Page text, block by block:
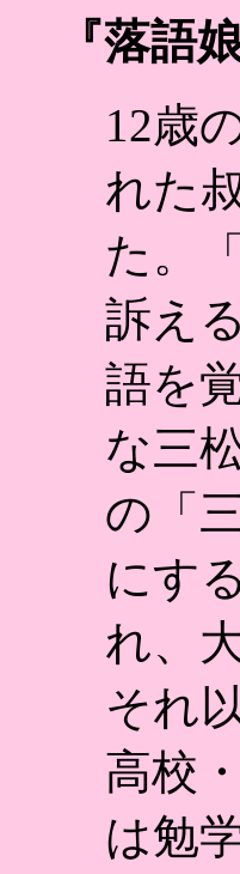
『落語
12歳
れた
た。
訴え
語を
な三
の「
にす
れ、
それ
高校
は勉